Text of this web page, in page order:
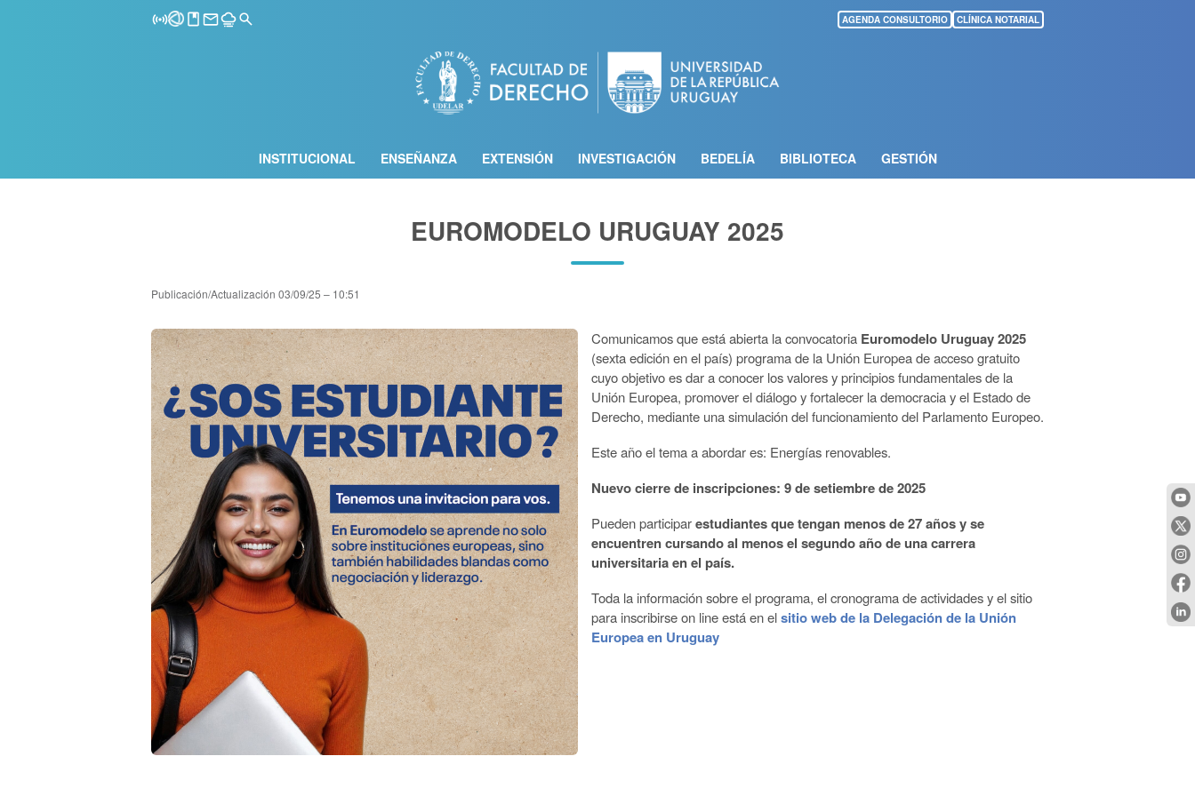
contenido
principal
AGENDA CONSULTORIO CLÍNICA NOTARIAL
INSTITUCIONAL ENSEÑANZA EXTENSIÓN INVESTIGACIÓN BEDELÍA BIBLIOTECA GESTIÓN
EUROMODELO URUGUAY 2025
Publicación/Actualización 03/09/25 – 10:51
Comunicamos que está abierta la convocatoria Euromodelo Uruguay 2025
(sexta edición en el país) programa de la Unión Europea de acceso gratuito
cuyo objetivo es dar a conocer los valores y principios fundamentales de la
Unión Europea, promover el diálogo y fortalecer la democracia y el Estado de
Derecho, mediante una simulación del funcionamiento del Parlamento Europeo.
Este año el tema a abordar es: Energías renovables.
Nuevo cierre de inscripciones: 9 de setiembre de 2025
Pueden participarestudiantes que tengan menos de 27 años y se
encuentren cursando al menos el segundo año de una carrera
universitaria en el país.
Toda la información sobre el programa, el cronograma de actividades y el sitio
para inscribirse on line está en elsitio web de la Delegación de la Unión
Europea en Uruguay